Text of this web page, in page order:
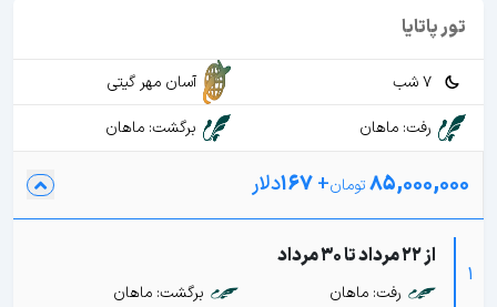
تور پاتایا
7 شب
آسان مهر گیتی
رفت: ماهان
برگشت: ماهان
85,000,000
+
167دلار
1
از 22 مرداد تا 30 مرداد
رفت: ماهان برگشت: ماهان